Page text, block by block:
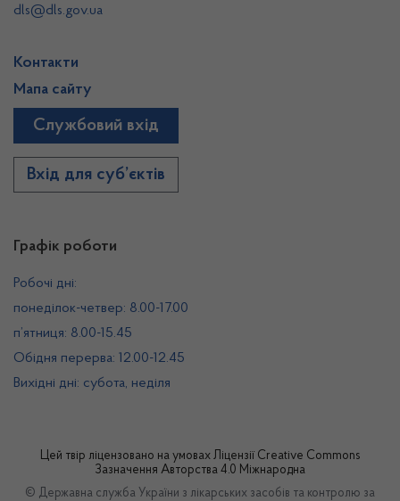
Графік роботи
Робочі дні:
понеділок-четвер: 8.00-17.00
п’ятниця: 8.00-15.45
Обідня перерва: 12.00-12.45
Вихідні дні: субота, неділя
dls@dls.gov.ua
Контакти
Мапа сайту
Службовий вхід
Вхід для суб’єктів
Цей твір ліцензовано на умовах Ліцензії Creative Commons
Зазначення Авторства 4.0 Міжнародна
© Державна служба України з лікарських засобів та контролю за